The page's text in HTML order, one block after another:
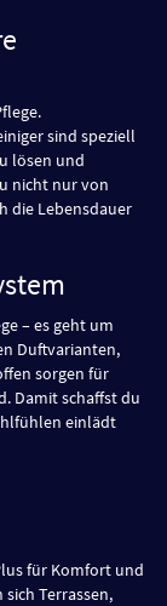
sind speziell
lösen und
nicht nur von
die Lebensdauer
– es geht um
Duftvarianten,
sorgen für
Damit schaffst du
einlädt
für Komfort und
Terrassen,